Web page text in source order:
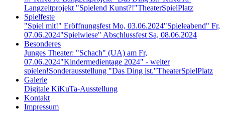
Langzeitprojekt "Spielend Kunst?!"TheaterSpielPlatz
Spielfeste
"Spiel mit!" Eröffnungsfest Mo, 03.06.2024"Spieleabend" Fr,
07.06.2024"Spielwiese" Abschlussfest Sa, 08.06.2024
Besonderes
Junges Theater: "Schach" (UA) am Fr,
07.06.2024"Kindermedientage 2024" - weiter
spielen!Sonderausstellung "Das Ding ist."TheaterSpielPlatz
Galerie
Digitale KiKuTa-Ausstellung
Kontakt
Impressum